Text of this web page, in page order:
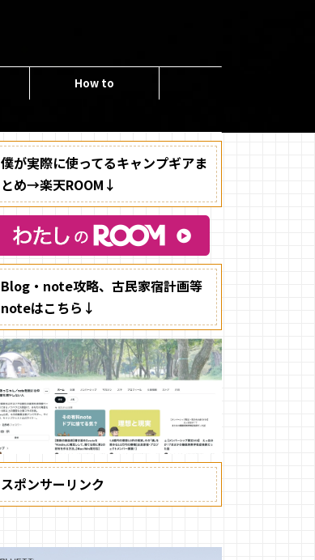
How to
僕が実際に使ってるキャンプギアま
とめ→楽天ROOM↓
Blog・note攻略、古民家宿計画等
noteはこちら↓
スポンサーリンク